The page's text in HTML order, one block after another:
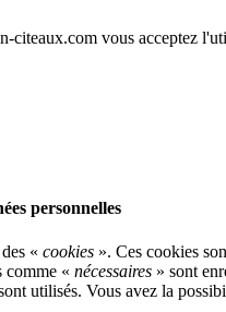
vous acceptez
personnelles
« cookies ». Ces cookies
comme « nécessaires » sont
utilisés. Vous avez la